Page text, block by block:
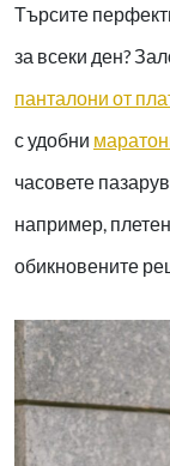
Търсите
за всеки ден?
панталони от
с удобни
часовете
например,
обикновените